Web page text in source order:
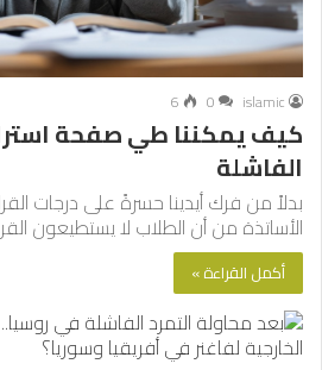
islamic
0
6
كيف يمكننا طي صفحة
الفاشلة
بدلاً من فرك أيدينا حسرةً على درجات
الأساتذة من أن الطلاب لا يستطيعون
أكمل القراءة »